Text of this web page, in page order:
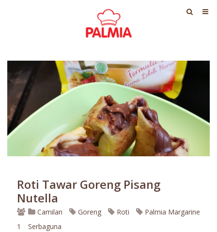
Roti Tawar Goreng Pisang
Nutella
1
Camilan Goreng Roti
Palmia Margarine
Serbaguna